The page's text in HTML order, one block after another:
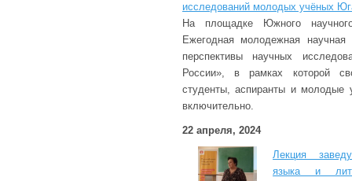
исследований молодых учёных
На площадке Южного
Ежегодная молодежная
перспективы научных
России», в рамках которой
студенты, аспиранты и молодые
включительно.
22 апреля, 2024
Лекция
языка и